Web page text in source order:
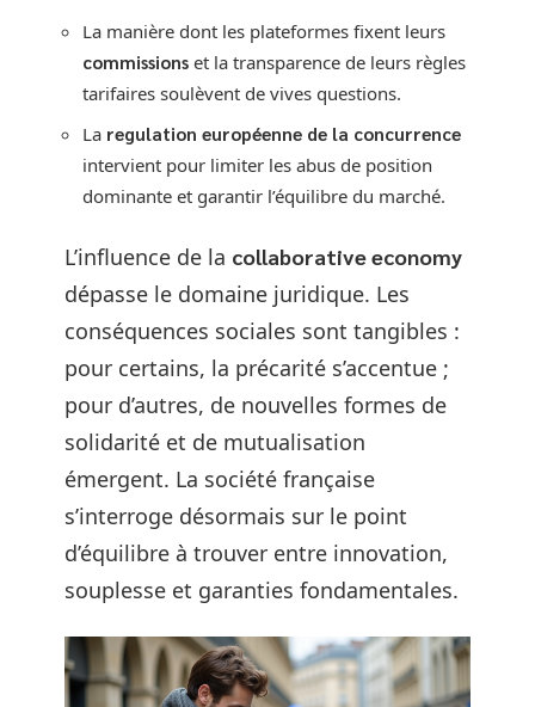
La manière dont les plateformes fixent leurs
commissions et la transparence de leurs règles
tarifaires soulèvent de vives questions.
La regulation européenne de la concurrence
intervient pour limiter les abus de position
dominante et garantir l’équilibre du marché.
L’influence de la collaborative economy
dépasse le domaine juridique. Les
conséquences sociales sont tangibles :
pour certains, la précarité s’accentue ;
pour d’autres, de nouvelles formes de
solidarité et de mutualisation
émergent. La société française
s’interroge désormais sur le point
d’équilibre à trouver entre innovation,
souplesse et garanties fondamentales.